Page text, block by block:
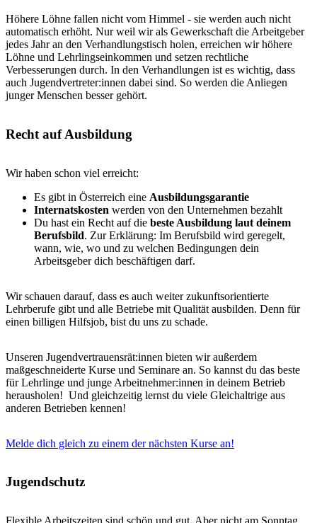
Höhere Löhne fallen nicht vom Himmel - sie werden auch nicht
automatisch erhöht. Nur weil wir als Gewerkschaft die Arbeitgeber
jedes Jahr an den Verhandlungstisch holen, erreichen wir höhere
Löhne und Lehrlingseinkommen und setzen rechtliche
Verbesserungen durch. In den Verhandlungen ist es wichtig, dass
auch Jugendvertreter:innen dabei sind. So werden die Anliegen
junger Menschen besser gehört.
Recht auf Ausbildung
Wir haben schon viel erreicht:
Es gibt in Österreich eine Ausbildungsgarantie
Internatskosten werden von den Unternehmen bezahlt
Du hast ein Recht auf die beste Ausbildung laut deinem
Berufsbild. Zur Erklärung: Im Berufsbild wird geregelt,
wann, wie, wo und zu welchen Bedingungen dein
Arbeitsgeber dich beschäftigen darf.
Wir schauen darauf, dass es auch weiter zukunftsorientierte
Lehrberufe gibt und alle Betriebe mit Qualität ausbilden. Denn für
einen billigen Hilfsjob, bist du uns zu schade.
Unseren Jugendvertrauensrät:innen bieten wir außerdem
maßgeschneiderte Kurse und Seminare an. So kannst du das beste
für Lehrlinge und junge Arbeitnehmer:innen in deinem Betrieb
herausholen! Und gleichzeitig lernst du viele Gleichaltrige aus
anderen Betrieben kennen!
Melde dich gleich zu einem der nächsten Kurse an!
Jugendschutz